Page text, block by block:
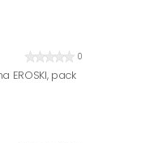
0
pack